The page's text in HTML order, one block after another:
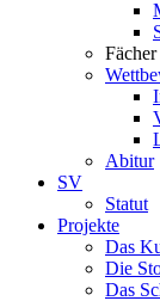
Fächer
Abitur
SV
Statut
Projekte
Das
Die
Das